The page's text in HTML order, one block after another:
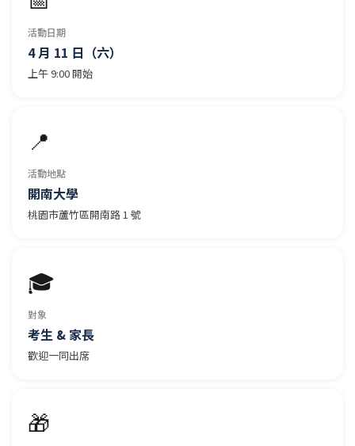
活動日期
4 月 11 日（六）
上午 9:00 開始
📍
活動地點
開南大學
桃園市蘆竹區開南路 1 號
🎓
對象
考生 & 家長
歡迎一同出席
🎁